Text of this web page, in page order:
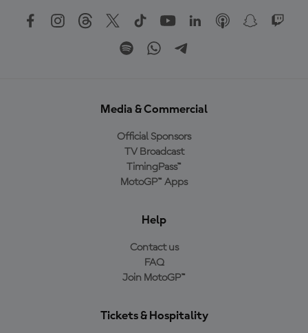
Media & Commercial
Official Sponsors
TV Broadcast
TimingPass™
MotoGP™ Apps
Help
Contact us
FAQ
Join MotoGP™
Tickets & Hospitality